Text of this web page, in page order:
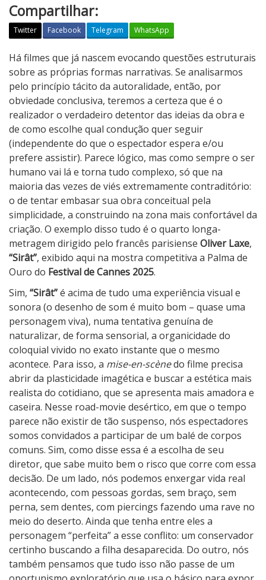
Compartilhar:
Twitter Facebook Telegram WhatsApp
S
i
r
â
t
Há filmes que já nascem evocando questões estruturais
sobre as próprias formas narrativas. Se analisarmos
pelo princípio tácito da autoralidade, então, por
obviedade conclusiva, teremos a certeza que é o
realizador o verdadeiro detentor das ideias da obra e
de como escolhe qual condução quer seguir
(independente do que o espectador espera e/ou
prefere assistir). Parece lógico, mas como sempre o ser
humano vai lá e torna tudo complexo, só que na
maioria das vezes de viés extremamente contraditório:
o de tentar embasar sua obra conceitual pela
simplicidade, a construindo na zona mais confortável da
criação. O exemplo disso tudo é o quarto longa-
metragem dirigido pelo francês parisiense Oliver Laxe,
“Sirât”, exibido aqui na mostra competitiva a Palma de
Ouro do Festival de Cannes 2025.
Sim, “Sirât”é acima de tudo uma experiência visual e
sonora (o desenho de som é muito bom – quase uma
personagem viva), numa tentativa genuína de
naturalizar, de forma sensorial, a organicidade do
coloquial vivido no exato instante que o mesmo
acontece. Para isso, a mise-en-scènedo filme precisa
abrir da plasticidade imagética e buscar a estética mais
realista do cotidiano, que se apresenta mais amadora e
caseira. Nesse road-movie desértico, em que o tempo
parece não existir de tão suspenso, nós espectadores
somos convidados a participar de um balé de corpos
comuns. Sim, como disse essa é a escolha de seu
diretor, que sabe muito bem o risco que corre com essa
decisão. De um lado, nós podemos enxergar vida real
acontecendo, com pessoas gordas, sem braço, sem
perna, sem dentes, com piercings fazendo uma rave no
meio do deserto. Ainda que tenha entre eles a
personagem “perfeita” a esse conflito: um conservador
certinho buscando a filha desaparecida. Do outro, nós
também pensamos que tudo isso não passe de um